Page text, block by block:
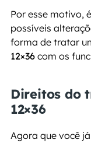
Por esse motivo,
possíveis
forma de tratar
12×36 com os
Direitos do
12×36
Agora que você